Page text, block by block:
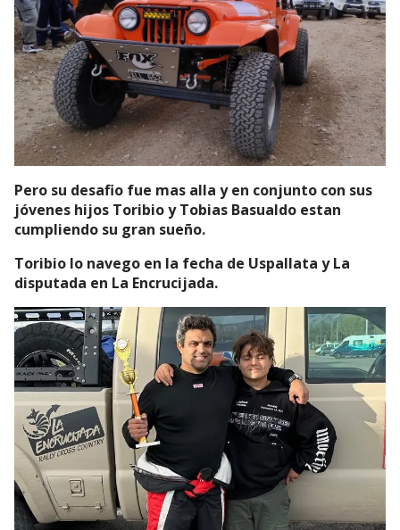
Pero su desafio fue mas alla y en conjunto con sus
jóvenes hijos Toribio y Tobias Basualdo estan
cumpliendo su gran sueño.
Toribio lo navego en la fecha de Uspallata y La
disputada en La Encrucijada.